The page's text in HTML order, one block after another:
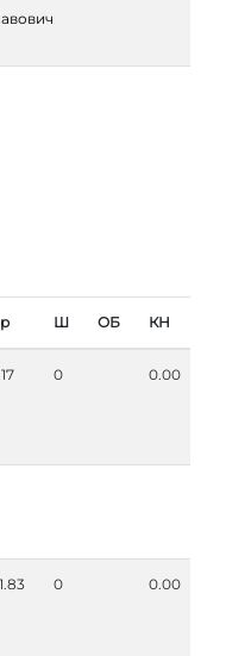
Ш ОБ КН
0 0.00
0 0.00